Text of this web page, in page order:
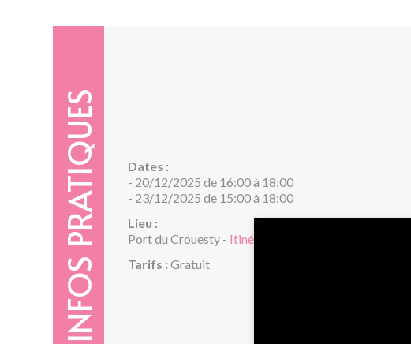
INFOS PRATIQUES
Dates :
- 20/12/2025 de 16:00 à 18:00
- 23/12/2025 de 15:00 à 18:00
Lieu :
Port du Crouesty - Itinéraire
Tarifs : Gratuit